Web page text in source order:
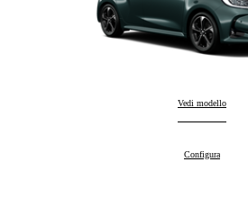
Yaris :
Vedi modello
Yaris:
Configura